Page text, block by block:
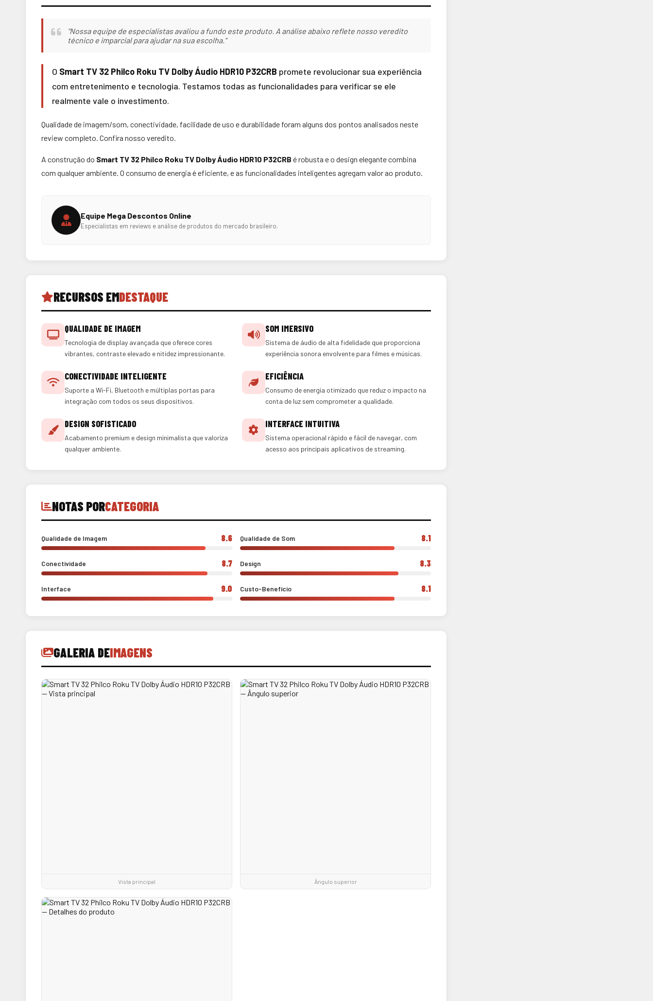
"Nossa equipe de especialistas avaliou a fundo este produto. A análise abaixo reflete nosso veredito
técnico e imparcial para ajudar na sua escolha."
O Smart TV 32 Philco Roku TV Dolby Áudio HDR10 P32CRB promete revolucionar sua experiência
com entretenimento e tecnologia. Testamos todas as funcionalidades para verificar se ele
realmente vale o investimento.
Qualidade de imagem/som, conectividade, facilidade de uso e durabilidade foram alguns dos pontos analisados neste
review completo. Confira nosso veredito.
A construção do Smart TV 32 Philco Roku TV Dolby Áudio HDR10 P32CRB é robusta e o design elegante combina
com qualquer ambiente. O consumo de energia é eficiente, e as funcionalidades inteligentes agregam valor ao produto.
Equipe Mega Descontos Online
Especialistas em reviews e análise de produtos do mercado brasileiro.
RECURSOS EMDESTAQUE
QUALIDADE DE IMAGEM
Tecnologia de display avançada que oferece cores
vibrantes, contraste elevado e nitidez impressionante.
SOM IMERSIVO
Sistema de áudio de alta fidelidade que proporciona
experiência sonora envolvente para filmes e músicas.
CONECTIVIDADE INTELIGENTE
Suporte a Wi-Fi, Bluetooth e múltiplas portas para
integração com todos os seus dispositivos.
EFICIÊNCIA
Consumo de energia otimizado que reduz o impacto na
conta de luz sem comprometer a qualidade.
DESIGN SOFISTICADO
Acabamento premium e design minimalista que valoriza
qualquer ambiente.
INTERFACE INTUITIVA
Sistema operacional rápido e fácil de navegar, com
acesso aos principais aplicativos de streaming.
NOTAS PORCATEGORIA
Qualidade de Imagem 8.6 Qualidade de Som 8.1
Conectividade 8.7 Design 8.3
Interface 9.0 Custo-Benefício 8.1
GALERIA DEIMAGENS
Vista principal Ângulo superior